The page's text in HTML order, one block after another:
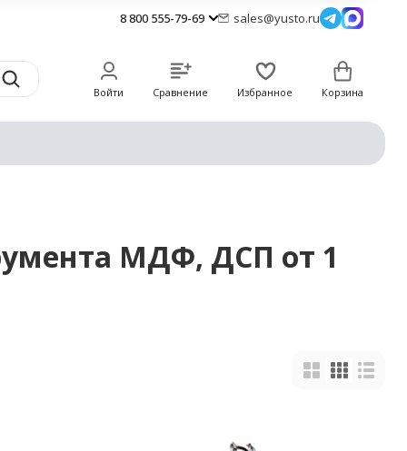
8 800 555-79-69 sales@yusto.ru
Войти Сравнение Избранное Корзина
МДФ, ДСП от 1